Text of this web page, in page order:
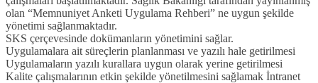
olan “Memnuniyet Anketi Uygulama Rehberi” ne uygun şekilde
yönetimi sağlanmaktadır.
SKS çerçevesinde dokümanların yönetimini sağlar.
Uygulamalara ait süreçlerin planlanması ve yazılı hale getirilmesi
Uygulamaların yazılı kurallara uygun olarak yerine getirilmesi
Kalite çalışmalarının etkin şekilde yönetilmesini sağlamak İntranet